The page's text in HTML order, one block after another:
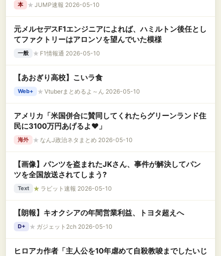
本 ★ JUMP速報 2026-05-10
元メルセデスF1エンジニアによれば、ハミルトン後任とし
てファクトリーはアロンソを望んでいた模様
一般 ★ F1情報通 2026-05-10
【あおぎり高校】こいラ食
Web+ ★ Vtuberまとめるよ～ん 2026-05-10
アメリカ「米国併合に賛同してくれたらグリーンランド住
民に3100万円あげるよ❤」
海外 ★ なんJ政治ネタまとめ 2026-05-10
【画像】パンツを盗まれたJKさん、事件が解決してパン
ツを全国放送されてしまう?
Text ★ ラビット速報 2026-05-10
【朗報】キオクシアの年間営業利益、トヨタ超えへ
D+ ★ ガジェット2ch 2026-05-10
ヒロアカ作者「主人公を10年虐めて自殺教唆までしたいじ